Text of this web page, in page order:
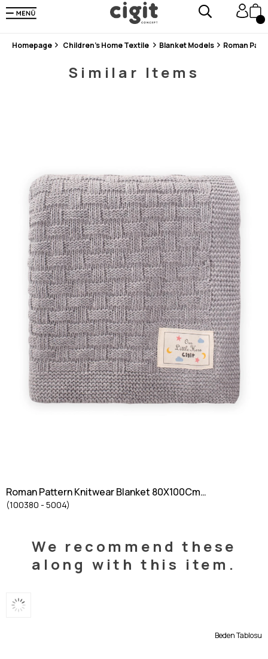
En Uygun Fiyat Garantisi !
300₺ ve Üzeri Alışverişlerde Kargo Ücretsiz !
Homepage Children's Home Textile Blanket Models Roman
Similar Items
Roman Pattern Knitwear Blanket 80X100Cm
GRAY
(100380 - 5004)
We recommend these
along with this item.
Beden Tablosu